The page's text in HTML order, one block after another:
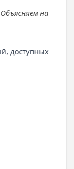
на
доступных